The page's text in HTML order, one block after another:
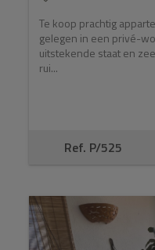
Te koop prachtig
gelegen in een privé-
uitstekende staat en
rui...
Ref. P/525